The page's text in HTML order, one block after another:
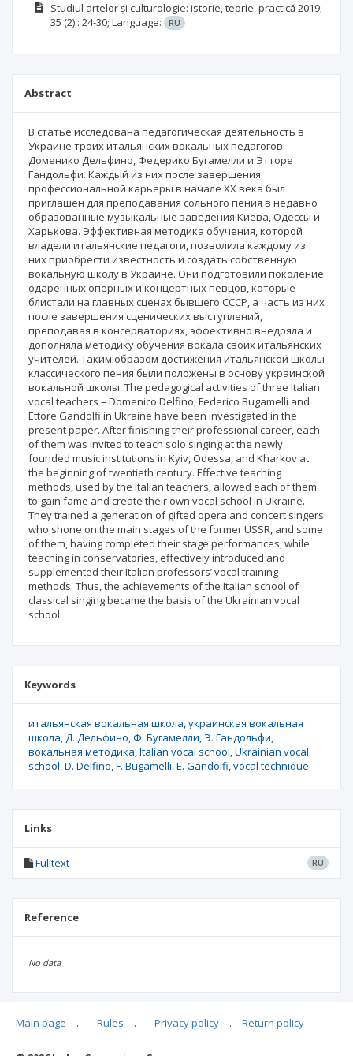
Studiul artelor și culturologie: istorie, teorie, practică2019;
35 (2) : 24-30; Language: RU
Abstract
В статье исследована педагогическая деятельность в
Украине троих итальянских вокальных педагогов –
Доменико Дельфино, Федерико Бугамелли и Этторе
Гандольфи. Каждый из них после завершения
профессиональной карьеры в начале ХХ века был
приглашен для преподавания сольного пения в недавно
образованные музыкальные заведения Киева, Одессы и
Харькова. Эффективная методика обучения, которой
владели итальянские педагоги, позволила каждому из
них приобрести известность и создать собственную
вокальную школу в Украине. Они подготовили поколение
одаренных оперных и концертных певцов, которые
блистали на главных сценах бывшего СССР, а часть из них
после завершения сценических выступлений,
преподавая в консерваториях, эффективно внедряла и
дополняла методику обучения вокала своих итальянских
учителей. Таким образом достижения итальянской школы
классического пения были положены в основу украинской
вокальной школы. The pedagogical activities of three Italian
vocal teachers – Domenico Delfino, Federico Bugamelli and
Ettore Gandolfi in Ukraine have been investigated in the
present paper. After finishing their professional career, each
of them was invited to teach solo singing at the newly
founded music institutions in Kyiv, Odessa, and Kharkov at
the beginning of twentieth century. Effective teaching
methods, used by the Italian teachers, allowed each of them
to gain fame and create their own vocal school in Ukraine.
They trained a generation of gifted opera and concert singers
who shone on the main stages of the former USSR, and some
of them, having completed their stage performances, while
teaching in conservatories, effectively introduced and
supplemented their Italian professors’ vocal training
methods. Thus, the achievements of the Italian school of
classical singing became the basis of the Ukrainian vocal
school.
Keywords
итальянская вокальная школа украинская вокальная
школа Д. Дельфино Ф. Бугамелли Э. Гандольфи
вокальная методика Italian vocal school Ukrainian vocal
school D. Delfino F. Bugamelli E. Gandolfi vocal technique
Links
Fulltext RU
Reference
No data
Articles quoting
Main page . Rules . Privacy policy . Return policy